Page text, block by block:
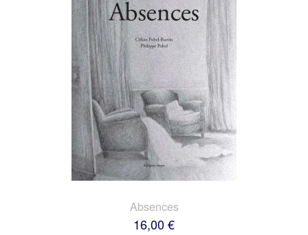
Absences
16,00 €